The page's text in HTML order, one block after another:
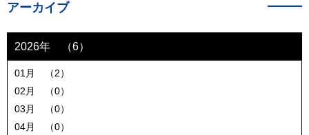
アーカイブ
2026年 （6）
01月 （2）
02月 （0）
03月 （0）
04月 （0）